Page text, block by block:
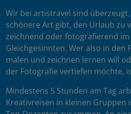
Wir bei artistravel sind
schönere Art gibt, den Urlaub zu
zeichnend oder fotografierend im
Gleichgesinnten. Wer also in den
malen und zeichnen lernen will
der Fotografie vertiefen möchte,
Mindestens 5 Stunden am Tag
Kreativreisen in kleinen Gruppen